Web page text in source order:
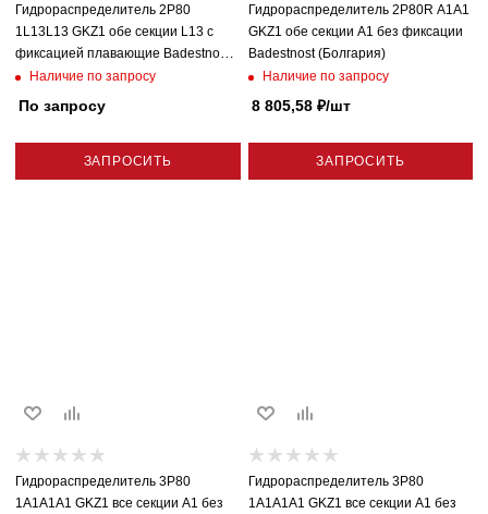
Гидрораспределитель 2P80
1L13L13 GKZ1 обе секции L13 с
фиксацией плавающие Badestnost
(Болгария)
Наличие по запросу
По запросу
ЗАПРОСИТЬ
Гидрораспределитель 2P80R A1A1
GKZ1 обе секции A1 без фиксации
Badestnost (Болгария)
Наличие по запросу
8 805,58₽/шт
ЗАПРОСИТЬ
Гидрораспределитель 3P80
1A1A1A1 GKZ1 все секции A1 без
Гидрораспределитель 3P80
1A1A1A1 GKZ1 все секции A1 без